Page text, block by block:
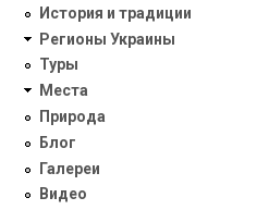
История и традиции
Регионы Украины
Туры
Места
Природа
Блог
Галереи
Видео